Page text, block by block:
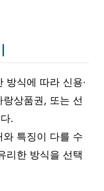
방식에 따라 신용·
상품권, 또는 선
.
특징이 다를 수
리한 방식을 선택